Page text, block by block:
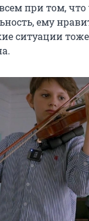
при том, что
ему
ситуации